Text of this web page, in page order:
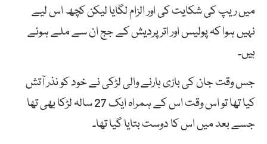
میں ریپ کی شکایت کی اور الزام لگایا لیکن کچھ اس لیے
نہیں ہوا کہ پولیس اور اتر پردیش کے جج ان سے ملے ہوئے
ہیں۔
جس وقت جان کی بازی ہارنے والی لڑکی نے خود کو نذر آتش
کیا تھا تو اس وقت اس کے ہمراہ ایک 27 سالہ لڑکا بھی تھا
جسے بعد میں اس کا دوست بتایا گیا تھا۔